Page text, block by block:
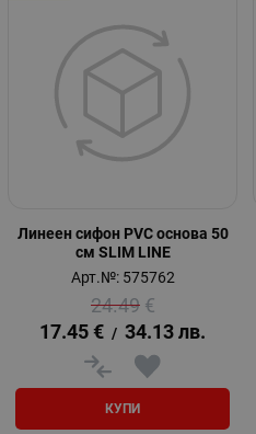
Линеен сифон PVC основа 50
см SLIM LINE
Арт.№: 575762
24.49 €
17.45 € / 34.13 лв.
КУПИ